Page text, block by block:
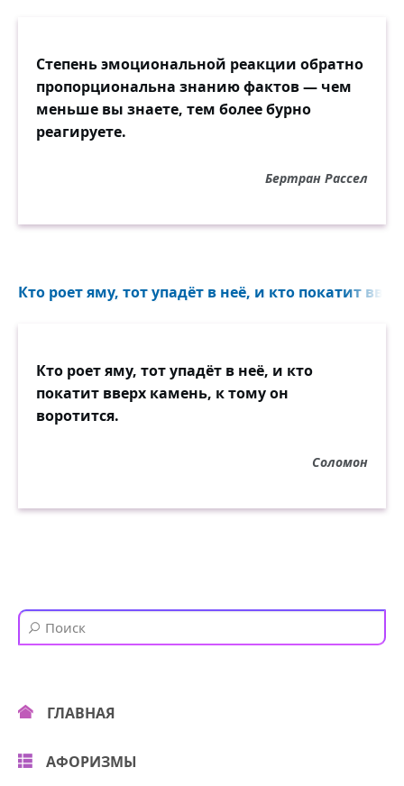
Степень эмоциональной реакции обратно
пропорциональна знанию фактов — чем
меньше вы знаете, тем более бурно
реагируете.
Бертран Рассел
Кто роет яму, тот упадёт в неё, и кто покатит
Кто роет яму, тот упадёт в неё, и кто
покатит вверх камень, к тому он
воротится.
Соломон
ГЛАВНАЯ
АФОРИЗМЫ